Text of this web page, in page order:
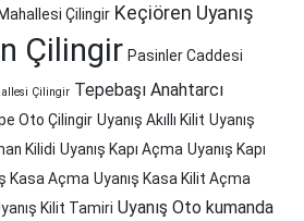
Çilingir Keçiören Uyanış
Çilingir Pasinler Caddesi
Çilingir Tepebaşı Anahtarcı
Oto Çilingir Uyanış Akıllı Kilit Uyanış
Kilidi Uyanış Kapı Açma Uyanış Kapı
Kasa Açma Uyanış Kasa Kilit Açma
Kilit Tamiri Uyanış Oto kumanda